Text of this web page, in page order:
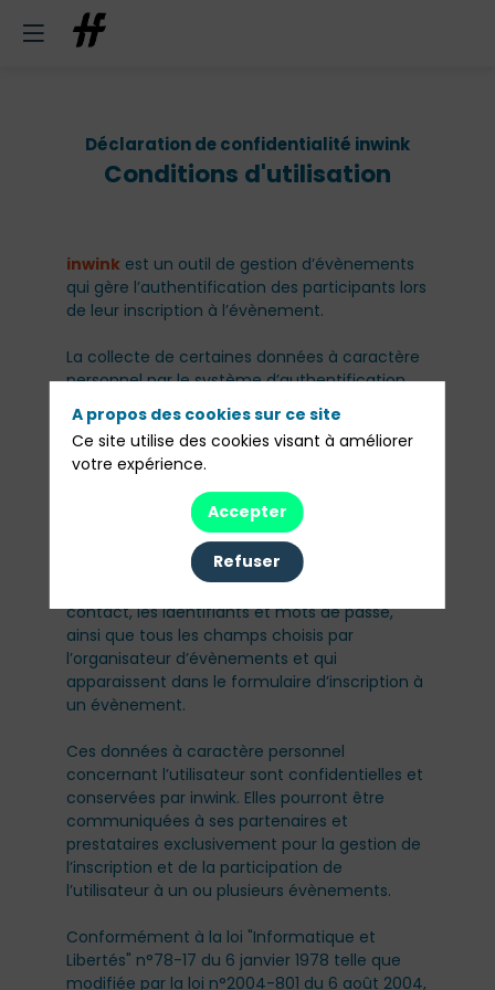
Déclaration de confidentialité inwink
Conditions d'utilisation
inwink est un outil de gestion d’évènements
qui gère l’authentification des participants lors
de leur inscription à l’évènement.
La collecte de certaines données à caractère
personnel par le système d’authentification
inwink est nécessaire pour permettre à
l’utilisateur de s’inscrire à un évènement,
d’accéder au site d’un évènement, et de
consulter les informations relatives à
l’organisation pratique et logistique d’un
Les données personnelles recueillies par inwink
sont le nom, le prénom et les données de
contact, les identifiants et mots de passe,
ainsi que tous les champs choisis par
l’organisateur d’évènements et qui
apparaissent dans le formulaire d’inscription à
un évènement.
Ces données à caractère personnel
concernant l’utilisateur sont confidentielles et
conservées par inwink. Elles pourront être
communiquées à ses partenaires et
prestataires exclusivement pour la gestion de
l’inscription et de la participation de
l’utilisateur à un ou plusieurs évènements.
Conformément à la loi "Informatique et
Libertés" n°78-17 du 6 janvier 1978 telle que
modifiée par la loi n°2004-801 du 6 août 2004,
A propos des cookies sur ce site
Ce site utilise des cookies visant à améliorer
votre expérience.
Accepter
Refuser